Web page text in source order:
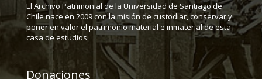
El Archivo Patrimonial de la Universidad de Santiago de
Chile nace en 2009 con la misión de custodiar, conservar y
poner en valor el patrimonio material e inmaterial de esta
casa de estudios.
Donaciones